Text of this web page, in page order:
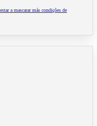
a mascarar más condições de